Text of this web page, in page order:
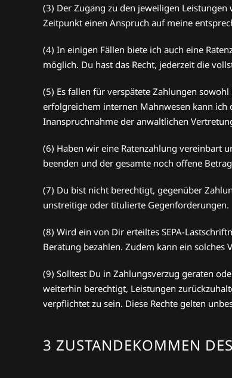
(3) Der Zugang zu den jeweiligen
Zeitpunkt einen Anspruch auf meine
(4) In einigen Fällen biete ich auch eine
möglich. Du hast das Recht, jederzeit die
(5) Es fallen für verspätete Zahlungen
erfolgreichem internen Mahnwesen kann ich
Inanspruchnahme der anwaltlichen
(6) Haben wir eine Ratenzahlung vereinbart
beenden und der gesamte noch offene
(7) Du bist nicht berechtigt, gegenüber
unstreitige oder titulierte Gegenforderungen.
(8) Wird ein von Dir erteiltes SEPA-
Beratung bezahlen. Zudem kann ein solches
(9) Solltest Du in Zahlungsverzug geraten
weiterhin berechtigt, Leistungen
verpflichtet zu sein. Diese Rechte gelten
3 ZUSTANDEKOMMEN